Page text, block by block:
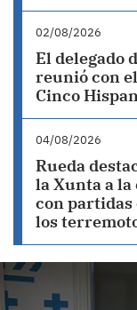
02/08/2026
El delegado
reunió con
Cinco
04/08/2026
Rueda
la Xunta a la
con partidas
los